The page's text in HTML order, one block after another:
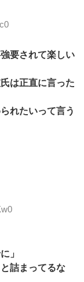
要されて楽しい
は正直に言った
れたいって言う
」
詰まってるな